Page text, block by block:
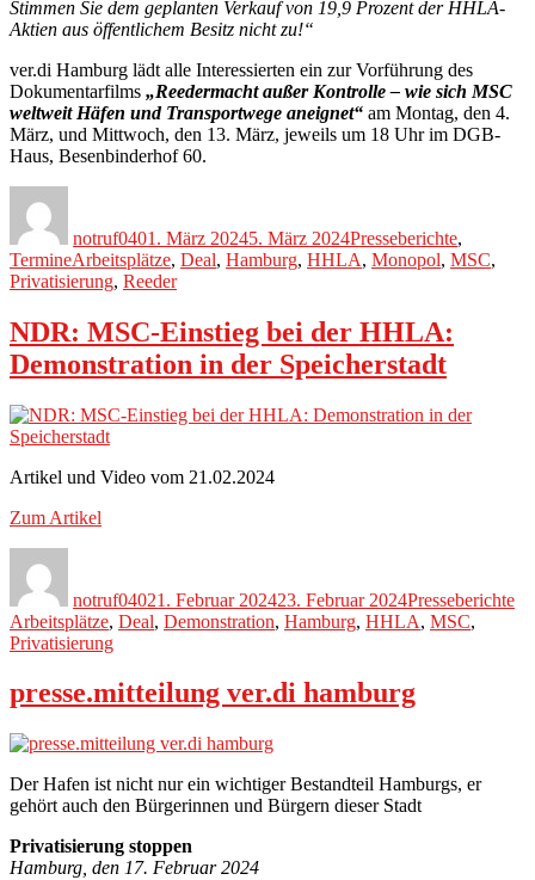
Stimmen Sie dem geplanten Verkauf von 19,9 Prozent der HHLA-
Aktien aus öffentlichem Besitz nicht zu!“
ver.di Hamburg lädt alle Interessierten ein zur Vorführung des
Dokumentarfilms „Reedermacht außer Kontrolle – wie sich MSC
weltweit Häfen und Transportwege aneignet“ am Montag, den 4.
März, und Mittwoch, den 13. März, jeweils um 18 Uhr im DGB-
Haus, Besenbinderhof 60.
notruf0401. März 20245. März 2024Presseberichte,
TermineSchlagwörter
Arbeitsplätze, Deal, Hamburg, HHLA, Monopol, MSC,
Privatisierung, Reeder
NDR: MSC-Einstieg bei der HHLA:
Demonstration in der Speicherstadt
Artikel und Video vom 21.02.2024
Zum Artikel
notruf04021. Februar 202423. Februar 2024Presseberichte
Arbeitsplätze, Deal, Demonstration, Hamburg, HHLA, MSC,
Privatisierung
presse.mitteilung ver.di hamburg
Der Hafen ist nicht nur ein wichtiger Bestandteil Hamburgs, er
gehört auch den Bürgerinnen und Bürgern dieser Stadt
Privatisierung stoppen
Hamburg, den 17. Februar 2024